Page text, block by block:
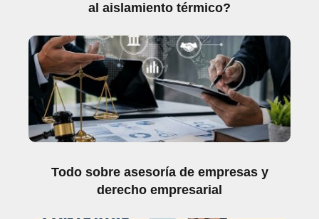
al aislamiento térmico?
Todo sobre asesoría de empresas y
derecho empresarial